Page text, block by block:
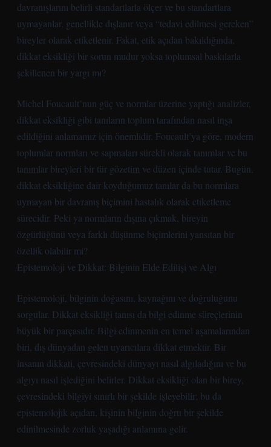
davranışlarını belirli standartlarla ölçer ve bu standartlara
uymayanlar, genellikle dışlanır veya “tedavi edilmesi gereken”
bireyler olarak etiketlenir. Fakat, etik açıdan bakıldığında,
dikkat eksikliği bir sorun mudur yoksa toplumsal baskılarla
şekillenen bir yargı mı?
Michel Foucault’nun güç ve normlar üzerine yaptığı analizler,
dikkat eksikliği gibi tanıların toplum tarafından nasıl inşa
edildiğini anlamamız için önemlidir. Foucault’ya göre, modern
toplumlar normları ve sapmaları sürekli olarak tanımlar ve bu
tanımlar bireyleri bir tür gözetim ve düzen içinde tutar. Bugün,
dikkat eksikliğine dair koyduğumuz tanılar da bu normlara
uymayan bir davranış biçimini hastalık olarak etiketleme
sürecidir. Peki ya normların dışına çıkmak, bireyin
özgürlüğünü veya farklı düşünme biçimlerini yansıtan bir
özellik olabilir mi?
Epistemoloji ve Dikkat: Bilginin Elde Edilişi ve Algı
Epistemoloji, bilginin doğasını, kaynağını ve doğruluğunu
sorgular. Dikkat eksikliği tanısı da bilgi edinme süreçlerinin
büyük bir parçasıdır. Bilgi edinmenin en temel aşamalarından
biri, dış dünyadan gelen uyarıcılara dikkat etmektir. Bir
insanın dikkati, çevresindeki dünyayı nasıl algıladığını ve bu
algıyı nasıl işlediğini belirler. Dikkat eksikliği olan bir birey,
çevresindeki bilgiyi sınırlı bir şekilde işleyebilir; bu da
epistemolojik açıdan, kişinin bilginin doğru bir şekilde
edinilmesinde zorluk yaşadığı anlamına gelir.